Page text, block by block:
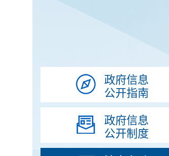
政府信息
公开指南
政府信息
公开制度